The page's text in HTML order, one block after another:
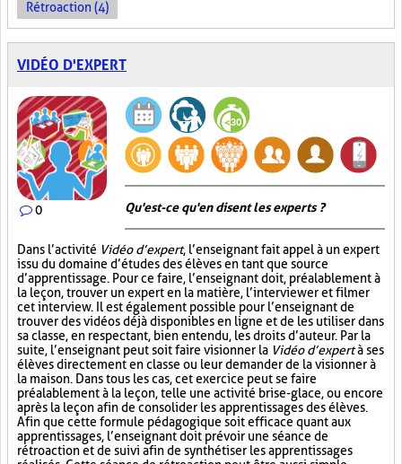
Rétroaction (4)
VIDÉO D'EXPERT
0 Qu'est-ce qu'en disent les experts ?
Dans l’activité Vidéo d’expert, l’enseignant fait appel à un expert
issu du domaine d’études des élèves en tant que source
d’apprentissage. Pour ce faire, l’enseignant doit, préalablement à
la leçon, trouver un expert en la matière, l’interviewer et filmer
cet interview. Il est également possible pour l’enseignant de
trouver des vidéos déjà disponibles en ligne et de les utiliser dans
sa classe, en respectant, bien entendu, les droits d’auteur. Par la
suite, l’enseignant peut soit faire visionner la Vidéo d’expertà ses
élèves directement en classe ou leur demander de la visionner à
la maison. Dans tous les cas, cet exercice peut se faire
préalablement à la leçon, telle une activité brise-glace, ou encore
après la leçon afin de consolider les apprentissages des élèves.
Afin que cette formule pédagogique soit efficace quant aux
apprentissages, l’enseignant doit prévoir une séance de
rétroaction et de suivi afin de synthétiser les apprentissages